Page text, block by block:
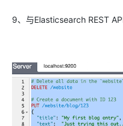
9、与Elasticsearch REST